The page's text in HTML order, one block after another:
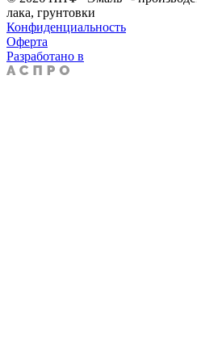
лака, грунтовки
Конфиденциальность
Оферта
Разработано в